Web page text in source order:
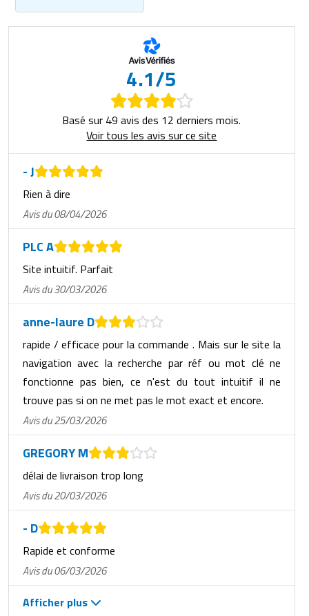
4.1/5
Basé sur 49 avis des 12 derniers mois.
Voir tous les avis sur ce site
- J
Rien à dire
Avis du 08/04/2026
PLC A
Site intuitif. Parfait
Avis du 30/03/2026
anne-laure D
rapide / efficace pour la commande . Mais sur le site la
navigation avec la recherche par réf ou mot clé ne
fonctionne pas bien, ce n'est du tout intuitif il ne
trouve pas si on ne met pas le mot exact et encore.
Avis du 25/03/2026
GREGORY M
délai de livraison trop long
Avis du 20/03/2026
- D
Rapide et conforme
Avis du 06/03/2026
Afficher plus